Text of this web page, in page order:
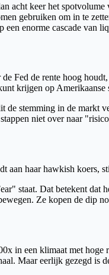
acht keer het
gebruiken om in te
enorme cascade van
Fed de rente hoog
krijgen op Amerikaanse
de stemming in de markt
niet over naar
haar hawkish koers,
staat. Dat betekent dat
Ze kopen de dip
in een klimaat met
Maar eerlijk gezegd is